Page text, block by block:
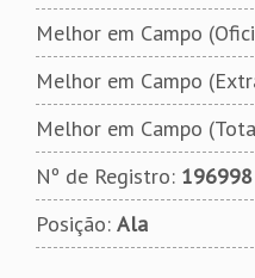
Melhor em Campo
Melhor em Campo
Melhor em Campo
Nº de Registro: 196998
Posição: Ala